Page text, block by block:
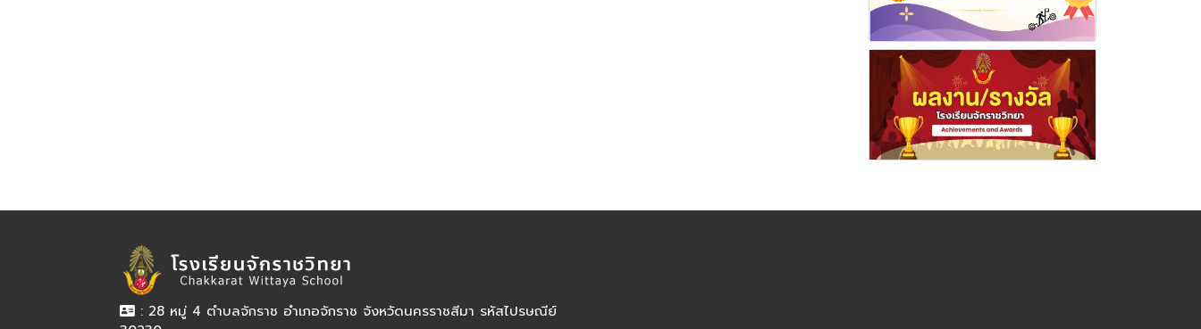
: 28 หมู่ 4 ตำบลจักราช อำเภอจักราช จังหวัดนครราชสีมา รหัสไปรษณีย์